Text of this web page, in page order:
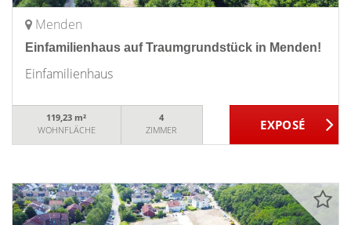
Menden
Einfamilienhaus auf Traumgrundstück in Menden!
Einfamilienhaus
119,23 m²
WOHNFLÄCHE
4
ZIMMER